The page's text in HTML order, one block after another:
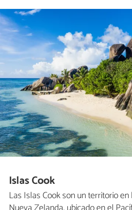
Islas Cook
Las Islas Cook son un territorio